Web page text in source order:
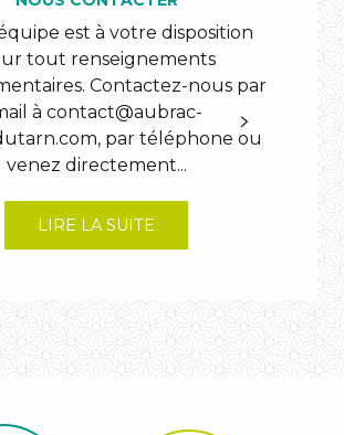
est à votre disposition
tout renseignements
Contactez-nous par
à contact@aubrac-
, par téléphone ou
venez directement...
LIRE LA SUITE
4